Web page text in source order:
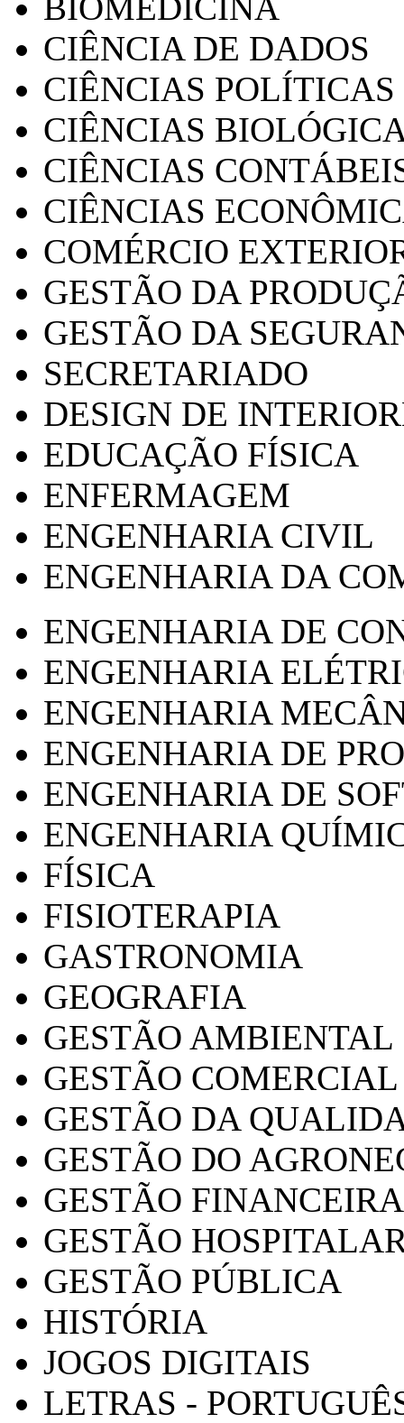
CIÊNCIA DE DADOS
CIÊNCIAS POLÍTICAS
CIÊNCIAS
CIÊNCIAS
CIÊNCIAS
COMÉRCIO
GESTÃO DA
GESTÃO DA
SECRETARIADO
DESIGN DE
EDUCAÇÃO FÍSICA
ENFERMAGEM
ENGENHARIA CIVIL
ENGENHARIA DA
ENGENHARIA DE
ENGENHARIA
ENGENHARIA
ENGENHARIA DE
ENGENHARIA DE
ENGENHARIA
FÍSICA
FISIOTERAPIA
GASTRONOMIA
GEOGRAFIA
GESTÃO AMBIENTAL
GESTÃO COMERCIAL
GESTÃO DA
GESTÃO DO
GESTÃO FINANCEIRA
GESTÃO
GESTÃO PÚBLICA
HISTÓRIA
JOGOS DIGITAIS
LETRAS -